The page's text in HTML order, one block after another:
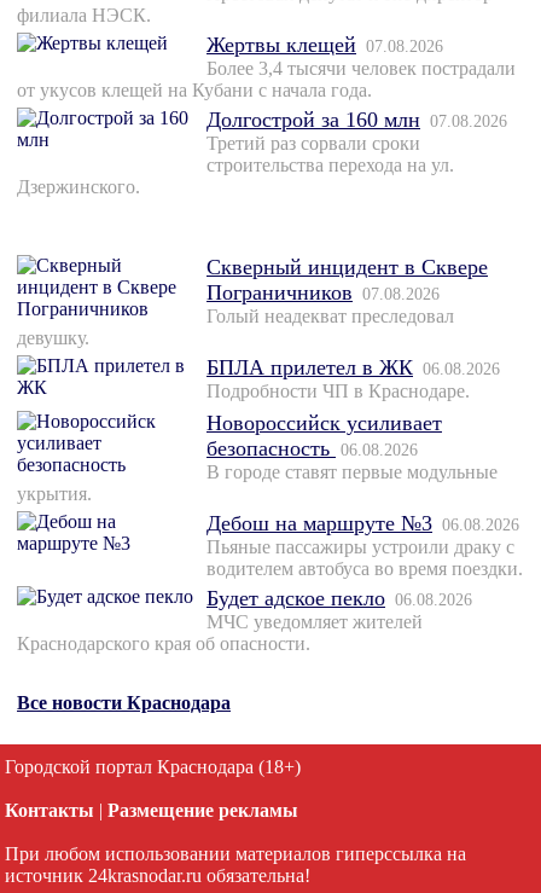
филиала НЭСК.
Жертвы клещей 07.08.2026
Более 3,4 тысячи человек пострадали
от укусов клещей на Кубани с начала года.
Долгострой за 160 млн 07.08.2026
Третий раз сорвали сроки
строительства перехода на ул.
Дзержинского.
Скверный инцидент в Сквере
Пограничников 07.08.2026
Голый неадекват преследовал
девушку.
БПЛА прилетел в ЖК 06.08.2026
Подробности ЧП в Краснодаре.
Новороссийск усиливает
безопасность 06.08.2026
В городе ставят первые модульные
укрытия.
Дебош на маршруте №3 06.08.2026
Пьяные пассажиры устроили драку с
водителем автобуса во время поездки.
Будет адское пекло 06.08.2026
МЧС уведомляет жителей
Краснодарского края об опасности.
Все новости Краснодара
Городской портал Краснодара (18+)
Контакты | Размещение рекламы
При любом использовании материалов гиперссылка на
источник 24krasnodar.ru обязательна!